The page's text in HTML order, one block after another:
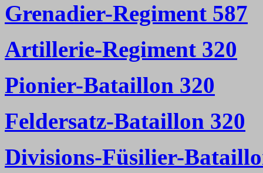
Grenadier-Regiment 587
Artillerie-Regiment 320
Pionier-Bataillon 320
Feldersatz-Bataillon 320
Divisions-Füsilier-